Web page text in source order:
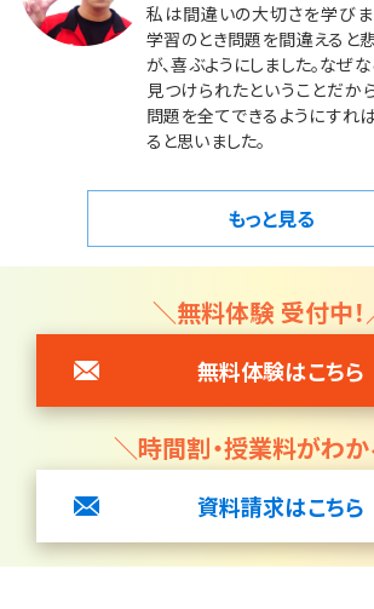
私は間違いの大切さを学びま
学習のとき問題を間違えると
が、喜ぶようにしました。なぜ
見つけられたということだか
問題を全てできるようにすれ
ると思いました。
もっと見る
＼無料体験 受付中！
無料体験はこちら
＼時間割・授業料がわか
資料請求はこちら